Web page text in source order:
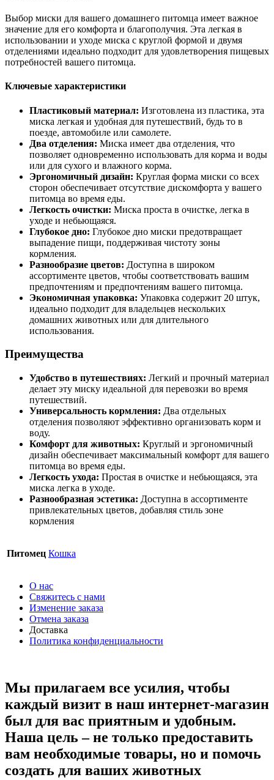
Выбор миски для вашего домашнего питомца имеет важное
значение для его комфорта и благополучия. Эта легкая в
использовании и уходе миска с круглой формой и двумя
отделениями идеально подходит для удовлетворения пищевых
потребностей вашего питомца.
Ключевые характеристики
Пластиковый материал: Изготовлена из пластика, эта
миска легкая и удобная для путешествий, будь то в
поезде, автомобиле или самолете.
Два отделения: Миска имеет два отделения, что
позволяет одновременно использовать для корма и воды
или для сухого и влажного корма.
Эргономичный дизайн: Круглая форма миски со всех
сторон обеспечивает отсутствие дискомфорта у вашего
питомца во время еды.
Легкость очистки: Миска проста в очистке, легка в
уходе и небьющаяся.
Глубокое дно: Глубокое дно миски предотвращает
выпадение пищи, поддерживая чистоту зоны
кормления.
Разнообразие цветов: Доступна в широком
ассортименте цветов, чтобы соответствовать вашим
предпочтениям и предпочтениям вашего питомца.
Экономичная упаковка: Упаковка содержит 20 штук,
идеально подходит для владельцев нескольких
домашних животных или для длительного
использования.
Преимущества
Удобство в путешествиях: Легкий и прочный материал
делает эту миску идеальной для перевозки во время
путешествий.
Универсальность кормления: Два отдельных
отделения позволяют эффективно организовать корм и
воду.
Комфорт для животных: Круглый и эргономичный
дизайн обеспечивает максимальный комфорт для вашего
питомца во время еды.
Легкость ухода: Простая в очистке и небьющаяся, эта
миска легка в уходе.
Разнообразная эстетика: Доступна в ассортименте
привлекательных цветов, добавляя стиль зоне
кормления
Питомец Кошка
О нас
Свяжитесь с нами
Изменение заказа
Отмена заказа
Доставка
Политика конфиденциальности
Мы прилагаем все усилия, чтобы
каждый визит в наш интернет-магазин
был для вас приятным и удобным.
Наша цель – не только предоставить
вам необходимые товары, но и помочь
создать для ваших животных